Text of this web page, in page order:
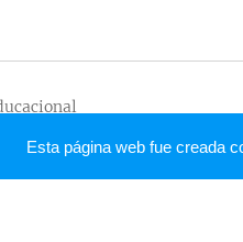
Esta página web fue creada